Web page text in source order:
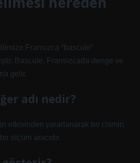
Fransızca “bascule”
Bascule, Fransızcada denge ve
gelir.
adı nedir?
etkisinden yararlanarak bir cismin
ölçüm aracıdır.